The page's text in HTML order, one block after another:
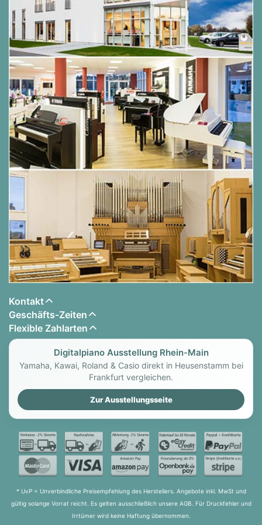
Max. Polyphonie: 256 Noten
Klangfarben: 39
Akustiksimulator:
・Digitale Skalierung mit 88 Tasten
・Hammerreaktion (10 Stufen, Ton, aus)
・Key Off Response (3 Stufen, Ton)
・Saitenresonanz (10 Stufen, Ton, aus)
・Dämpferresonanz (10 Stufen, Ton, aus)
・Offene Saitenresonanz (10 Stufen, Ton, aus)
・Aliqout-Resonanz (10 Stufen, Ton, aus)
・Tastengeräusche (10 Stufen, Ton, aus)
・Tastenton (10 Stufen, Ton, aus)
・Dämpfergeräusche (10 Stufen, Ton, aus)
・Deckelsimulator (4 Stufen, Ton)
Effekte: Sound-Modus: Hall-Simulator (8
Typen)/Reverb (8 Typen), Surround (3 Stufen),
Chorus (12 Stufen, Klang), Brillianz, DSP
(Presets für einige Klänge)
Metronom mit 0 bis 9 Schläge/Takt / Tempo:
20 bis 255
Duett-Modus mit anpassbarerm Tonbereich
(-2 bis 2 Oktaven)
Concert Play mit 10 Songs & regelbarer Song-
Lautstärke / 3 Modi ((LISTEN, LESSON, PLAY)
Musikbibilothek mit 60 hinterlegten Songs
MIDI-Recorder: Modi: Echtzeit-Aufnahme,
Wiedergabe, Spuren: 2, Kapazität: bis 5.000
Noten insgesamt, Aufnahmespeicher:
eingebauter Flashspeicher
Wiedergabe, Songs: 99, Aufnahme pro Datei:
maximal ca. 25 Minuten pro Datei, Audiodatei-
Lautstärke: regelbar
Softfunktion
Zusätzliche Funktionen: Anschlagdynamik: 5
Kontakt
Geschäfts-Zeiten
Flexible Zahlarten
Digitalpiano Ausstellung Rhein-Main
Yamaha, Kawai, Roland & Casio direkt in Heusenstamm bei
Frankfurt vergleichen.
Zur Ausstellungsseite
* UvP = Unverbindliche Preisempfehlung des Herstellers. Angebote inkl. MwSt und
gültig solange Vorrat reicht. Es gelten ausschließlich unsere AGB. Für Druckfehler und
Irrtümer wird keine Haftung übernommen.